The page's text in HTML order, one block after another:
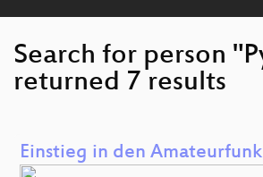
Search for person
returned 7 results
Einstieg in den Amateurfunk